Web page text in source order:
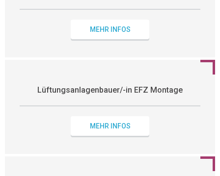
MEHR INFOS
Lüftungsanlagenbauer/-in EFZ Montage
MEHR INFOS